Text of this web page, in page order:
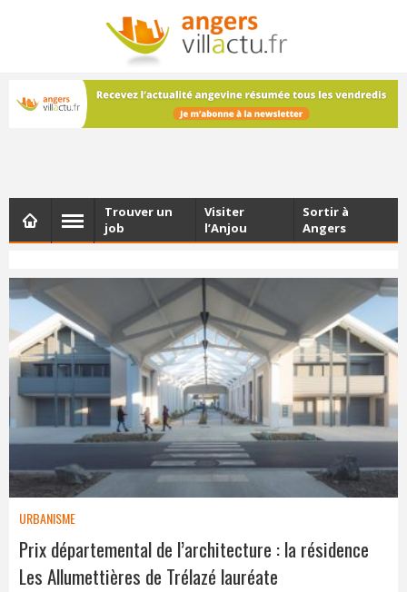
NEWSLETTER
Les dernières actualités d'Angers, chaque vendredi dans
votre boîte e-mail
Trouver un
job
Visiter
l’Anjou
Sortir à
Angers
URBANISME
Prix départemental de l’architecture : la résidence
Les Allumettières de Trélazé lauréate